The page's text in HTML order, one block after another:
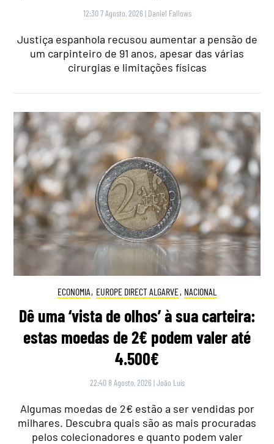
12:30 7 Agosto, 2026 | Daniel Fallows
Justiça espanhola recusou aumentar a pensão de
um carpinteiro de 91 anos, apesar das várias
cirurgias e limitações físicas
ECONOMIA, EUROPE DIRECT ALGARVE, NACIONAL
Dê uma ‘vista de olhos’ à sua carteira:
estas moedas de 2€ podem valer até
4.500€
22:40 8 Agosto, 2026 |João Luís
Algumas moedas de 2€ estão a ser vendidas por
milhares. Descubra quais são as mais procuradas
pelos colecionadores e quanto podem valer